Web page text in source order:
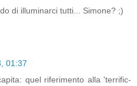
di illuminarci tutti... Simone? ;)
01:37
quel riferimento alla 'terrific-